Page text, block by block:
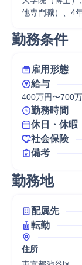
他専門職）、4
勤務条件
雇用形態
給与
400万円〜700
勤務時間
休日・休暇
社会保険
備考
勤務地
配属先
転勤
住所